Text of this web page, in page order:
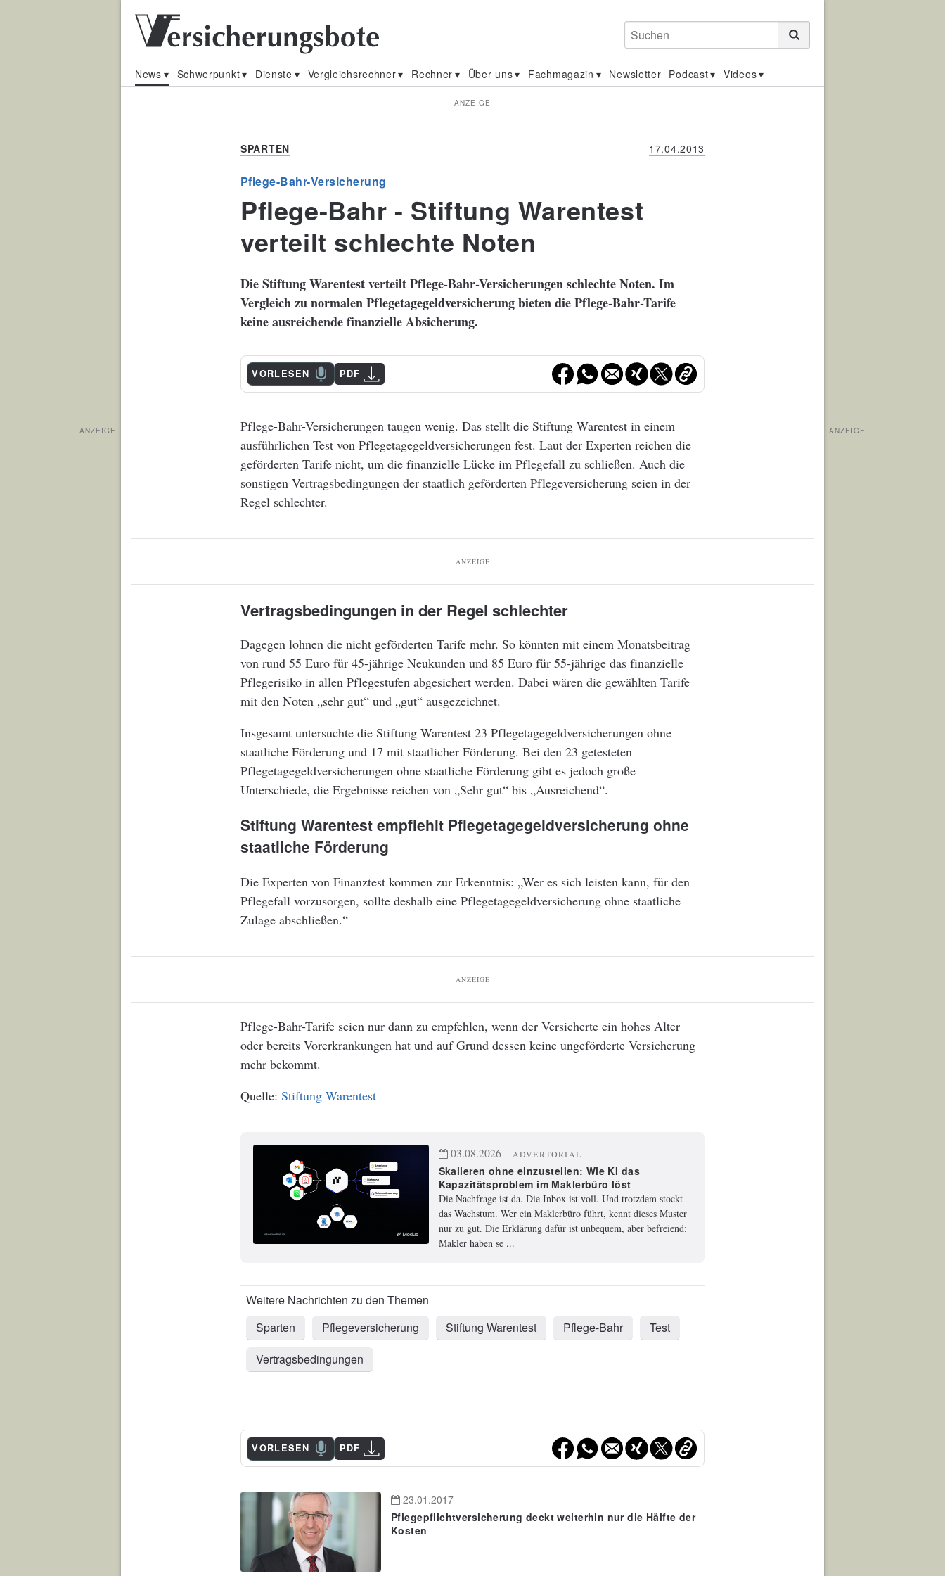
Suchen
News Schwerpunkt Dienste Vergleichsrechner Rechner Über uns Fachmagazin Newsletter Podcast Videos
ANZEIGE
SPARTEN 17.04.2013
Pflege-Bahr-Versicherung
Pflege-Bahr - Stiftung Warentest
verteilt schlechte Noten
Die Stiftung Warentest verteilt Pflege-Bahr-Versicherungen schlechte Noten. Im
Vergleich zu normalen Pflegetagegeldversicherung bieten die Pflege-Bahr-Tarife
keine ausreichende finanzielle Absicherung.
VORLESEN PDF
Pflege-Bahr-Versicherungen taugen wenig. Das stellt die Stiftung Warentest in einem
ausführlichen Test von Pflegetagegeldversicherungen fest. Laut der Experten reichen die
geförderten Tarife nicht, um die finanzielle Lücke im Pflegefall zu schließen. Auch die
sonstigen Vertragsbedingungen der staatlich geförderten Pflegeversicherung seien in der
Regel schlechter.
ANZEIGE
Vertragsbedingungen in der Regel schlechter
Dagegen lohnen die nicht geförderten Tarife mehr. So könnten mit einem Monatsbeitrag
von rund 55 Euro für 45-jährige Neukunden und 85 Euro für 55-jährige das finanzielle
Pflegerisiko in allen Pflegestufen abgesichert werden. Dabei wären die gewählten Tarife
mit den Noten „sehr gut“ und „gut“ ausgezeichnet.
Insgesamt untersuchte die Stiftung Warentest 23 Pflegetagegeldversicherungen ohne
staatliche Förderung und 17 mit staatlicher Förderung. Bei den 23 getesteten
Pflegetagegeldversicherungen ohne staatliche Förderung gibt es jedoch große
Unterschiede, die Ergebnisse reichen von „Sehr gut“ bis „Ausreichend“.
Stiftung Warentest empfiehlt Pflegetagegeldversicherung ohne
staatliche Förderung
Die Experten von Finanztest kommen zur Erkenntnis: „Wer es sich leisten kann, für den
Pflegefall vorzusorgen, sollte deshalb eine Pflegetagegeldversicherung ohne staatliche
Zulage abschließen.“
ANZEIGE
Pflege-Bahr-Tarife seien nur dann zu empfehlen, wenn der Versicherte ein hohes Alter
oder bereits Vorerkrankungen hat und auf Grund dessen keine ungeförderte Versicherung
mehr bekommt.
Stiftung Warentest
03.08.2026 ADVERTORIAL
Skalieren ohne einzustellen: Wie KI das
Kapazitätsproblem im Maklerbüro löst
Die Nachfrage ist da. Die Inbox ist voll. Und trotzdem stockt
das Wachstum. Wer ein Maklerbüro führt, kennt dieses Muster
nur zu gut. Die Erklärung dafür ist unbequem, aber befreiend:
Makler haben se ...
Sparten Pflegeversicherung Stiftung Warentest Pflege-Bahr
Test
Vertragsbedingungen
VORLESEN PDF
23.01.2017
Pflegepflichtversicherung deckt weiterhin nur die Hälfte der
Kosten
ANZEIGE ANZEIGE